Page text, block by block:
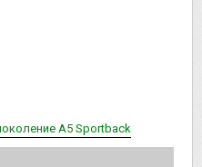
A5 Sportback